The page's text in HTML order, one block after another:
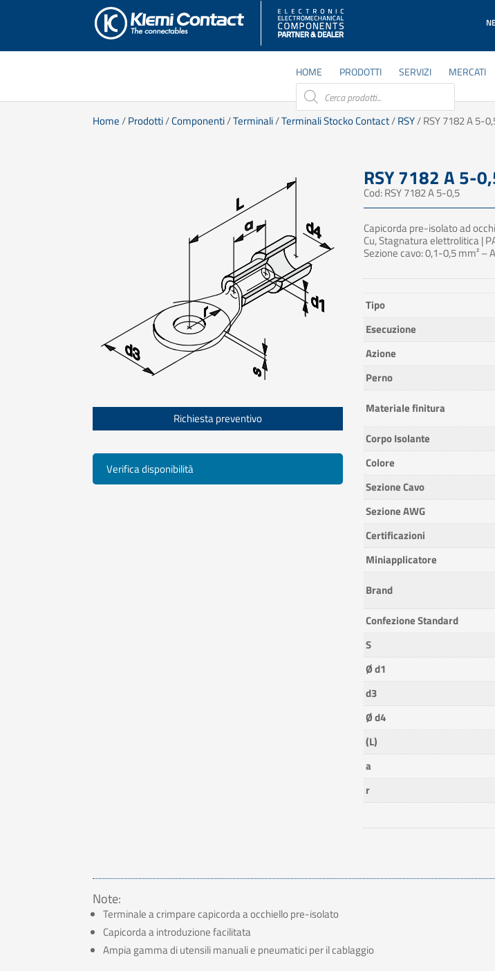
HOME PRODOTTI SERVIZI MERCATI
Products
search
Home/Prodotti/Componenti/Terminali/Terminali Stocko Contact/RSY/ RSY 7182 A 5-
Richiesta preventivo
Verifica disponibilità
RSY 7182 A 5-
Cod: RSY 7182 A 5-0,5
Capicorda pre-isolato ad
Cu, Stagnatura elettrolitica |
Sezione cavo: 0,1-0,5 mm² –
Tipo
Esecuzione
Azione
Perno
Materiale finitura
Corpo Isolante
Colore
Sezione Cavo
Sezione AWG
Certificazioni
Miniapplicatore
Brand
Confezione Standard
S
Ø d1
d3
Ø d4
(L)
a
r
Note:
Terminale a crimpare capicorda a occhiello pre-isolato
Capicorda a introduzione facilitata
Ampia gamma di utensili manuali e pneumatici per il cablaggio